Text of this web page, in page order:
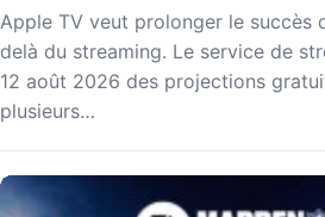
Apple TV veut prolonger le succès
delà du streaming. Le service de
12 août 2026 des projections
plusieurs…